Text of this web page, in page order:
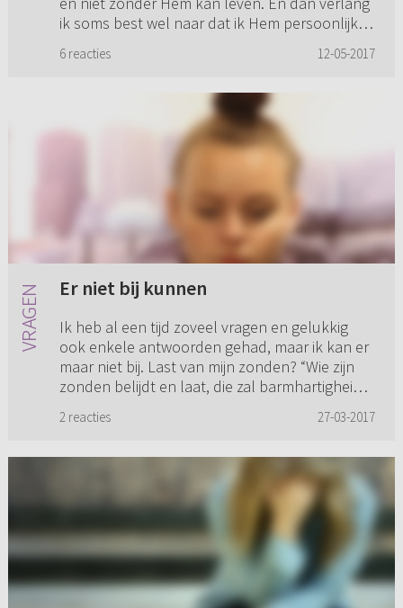
ik soms best wel naar dat ik Hem persoonlijk
6 reacties 12-05-2017
Er niet bij kunnen
Ik heb al een tijd zoveel vragen en gelukkig
ook enkele antwoorden gehad, maar ik kan er
maar niet bij. Last van mijn zonden? “Wie zijn
zonden belijdt en laat, die zal barmhartigheid
2 reacties 27-03-2017